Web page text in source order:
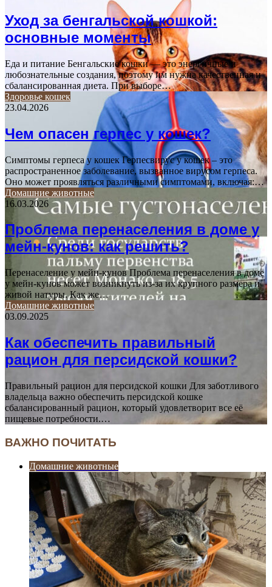
Уход за бенгальской кошкой:
основные моменты
Еда и питание Бенгальские кошки — это энергичные и
любознательные создания, поэтому им нужна качественная и
сбалансированная диета. При выборе…
Здоровье кошек
23.04.2026
Чем опасен герпес у кошек?
Симптомы герпеса у кошек Герпесвирус у кошек – это
распространенное заболевание, вызванное вирусом герпеса.
Оно может проявляться различными симптомами, включая:…
Домашние животные
16.03.2026
Проблема перенаселения в доме у
мейн-кунов: как решить?
Перенаселение у мейн-кунов Проблема перенаселения в доме
у мейн-кунов может возникнуть из-за их крупного размера и
живой натуры. Как же…
Домашние животные
03.09.2025
Как обеспечить правильный
рацион для персидской кошки?
Правильный рацион для персидской кошки Для заботливого
владельца важно обеспечить персидской кошке
сбалансированный рацион, который удовлетворит все её
пищевые потребности.…
ВАЖНО ПОЧИТАТЬ
Домашние животные